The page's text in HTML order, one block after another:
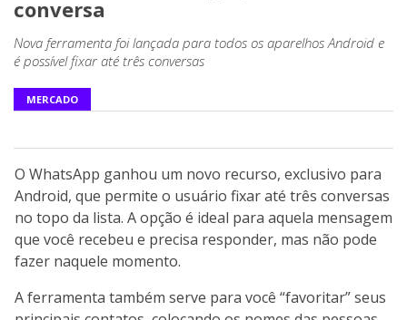
conversa
Nova ferramenta foi lançada para todos os aparelhos Android e
é possível fixar até três conversas
MERCADO
O WhatsApp ganhou um novo recurso, exclusivo para
Android, que permite o usuário fixar até três conversas
no topo da lista. A opção é ideal para aquela mensagem
que você recebeu e precisa responder, mas não pode
fazer naquele momento.
A ferramenta também serve para você “favoritar” seus